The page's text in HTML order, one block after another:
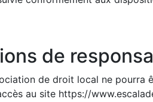
de
de droit local ne
au site https://